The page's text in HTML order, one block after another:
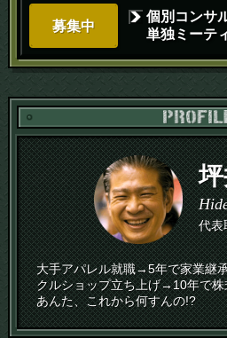
募集中
個別コンサ
単独ミーテ
代表
大手アパレル就職→5年で家業継
クルショップ立ち上げ→10年で
あんた、これから何すんの!?